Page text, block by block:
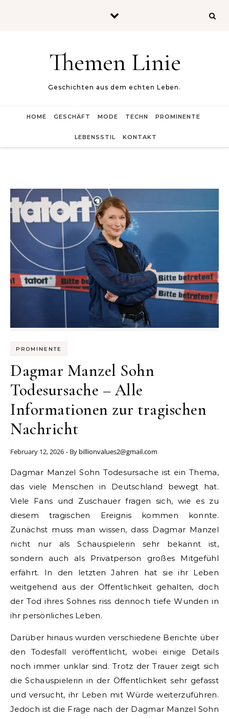
Themen Linie
Geschichten aus dem echten Leben.
HOME GESCHÄFT MODE TECHN PROMINENTE
LEBENSSTIL KONTAKT
PROMINENTE
Dagmar Manzel Sohn
Todesursache – Alle
Informationen zur tragischen
Nachricht
February 12, 2026 - By billionvalues2@gmail.com
Dagmar Manzel Sohn Todesursache ist ein Thema,
das viele Menschen in Deutschland bewegt hat.
Viele Fans und Zuschauer fragen sich, wie es zu
diesem tragischen Ereignis kommen konnte.
Zunächst muss man wissen, dass Dagmar Manzel
nicht nur als Schauspielerin sehr bekannt ist,
sondern auch als Privatperson großes Mitgefühl
erfährt. In den letzten Jahren hat sie ihr Leben
weitgehend aus der Öffentlichkeit gehalten, doch
der Tod ihres Sohnes riss dennoch tiefe Wunden in
ihr persönliches Leben.
Darüber hinaus wurden verschiedene Berichte über
den Todesfall veröffentlicht, wobei einige Details
noch immer unklar sind. Trotz der Trauer zeigt sich
die Schauspielerin in der Öffentlichkeit sehr gefasst
und versucht, ihr Leben mit Würde weiterzuführen.
Jedoch ist die Frage nach der Dagmar Manzel Sohn